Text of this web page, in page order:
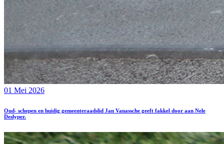
01 Mei 2026
Oud- schepen en huidig gemeenteraadslid Jan Vanassche geeft fakkel door aan Nele
Deslyper.